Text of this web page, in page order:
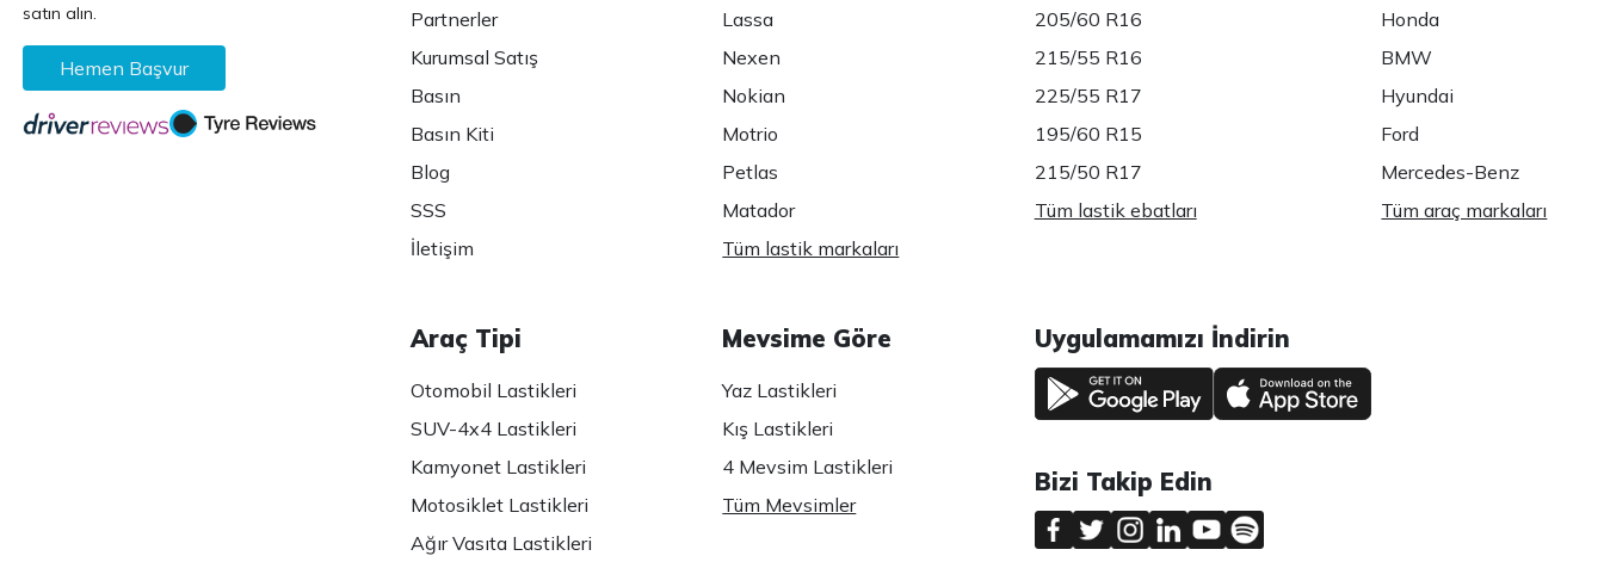
satın alın.
Hemen Başvur
Partnerler
Kurumsal Satış
Basın
Basın Kiti
Blog
SSS
İletişim
Lassa
Nexen
Nokian
Motrio
Petlas
Matador
Tüm lastik markaları
205/60 R16
215/55 R16
225/55 R17
195/60 R15
215/50 R17
Tüm lastik ebatları
Honda
BMW
Hyundai
Ford
Mercedes-Benz
Tüm araç markaları
Araç Tipi
Otomobil Lastikleri
SUV-4x4 Lastikleri
Kamyonet Lastikleri
Motosiklet Lastikleri
Ağır Vasıta Lastikleri
Mevsime Göre
Yaz Lastikleri
Kış Lastikleri
4 Mevsim Lastikleri
Tüm Mevsimler
Uygulamamızı İndirin
Bizi Takip Edin